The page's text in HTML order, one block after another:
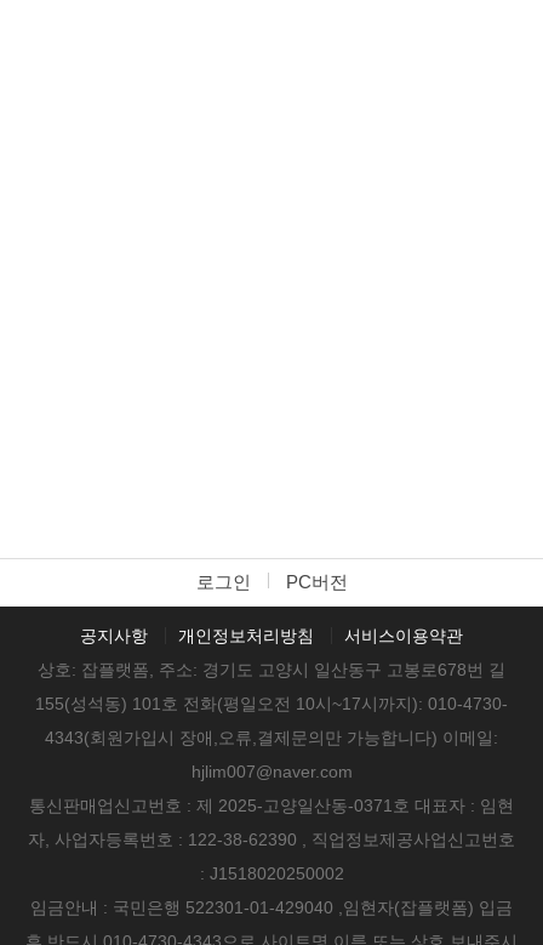
로그인 PC버전
공지사항 개인정보처리방침
서비스이용약관
상호: 잡플랫폼, 주소: 경기도 고양시 일산동구 고봉로678번 길
155(성석동) 101호 전화(평일오전 10시~17시까지): 010-4730-
4343(회원가입시 장애,오류,결제문의만 가능합니다) 이메일:
hjlim007@naver.com
통신판매업신고번호 : 제 2025-고양일산동-0371호 대표자 : 임현
자, 사업자등록번호 : 122-38-62390 , 직업정보제공사업신고번호
: J1518020250002
임금안내 : 국민은행 522301-01-429040 ,임현자(잡플랫폼) 입금